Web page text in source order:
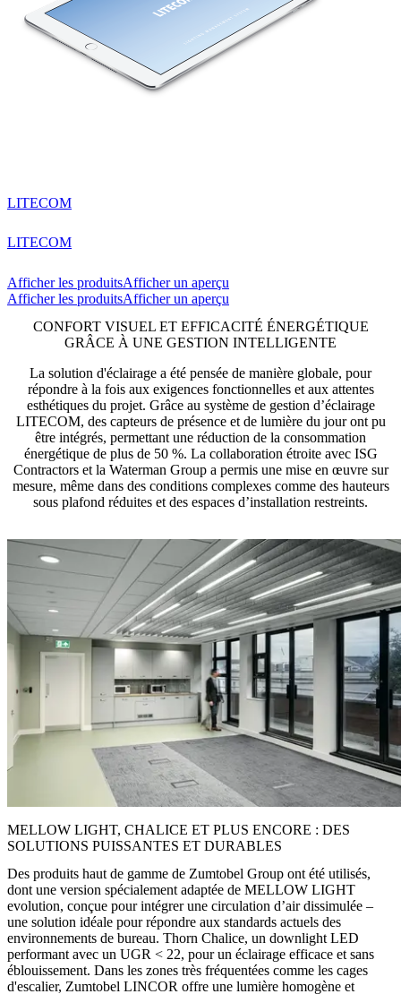
LITECOM
LITECOM
Afficher les produitsAfficher un aperçu
Afficher les produitsAfficher un aperçu
CONFORT VISUEL ET EFFICACITÉ ÉNERGÉTIQUE
GRÂCE À UNE GESTION INTELLIGENTE
La solution d'éclairage a été pensée de manière globale, pour
répondre à la fois aux exigences fonctionnelles et aux attentes
esthétiques du projet. Grâce au système de gestion d’éclairage
LITECOM, des capteurs de présence et de lumière du jour ont pu
être intégrés, permettant une réduction de la consommation
énergétique de plus de 50 %. La collaboration étroite avec ISG
Contractors et la Waterman Group a permis une mise en œuvre sur
mesure, même dans des conditions complexes comme des hauteurs
sous plafond réduites et des espaces d’installation restreints.
MELLOW LIGHT, CHALICE ET PLUS ENCORE : DES
SOLUTIONS PUISSANTES ET DURABLES
Des produits haut de gamme de Zumtobel Group ont été utilisés,
dont une version spécialement adaptée de MELLOW LIGHT
evolution, conçue pour intégrer une circulation d’air dissimulée –
une solution idéale pour répondre aux standards actuels des
environnements de bureau. Thorn Chalice, un downlight LED
performant avec un UGR < 22, pour un éclairage efficace et sans
éblouissement. Dans les zones très fréquentées comme les cages
d'escalier, Zumtobel LINCOR offre une lumière homogène et